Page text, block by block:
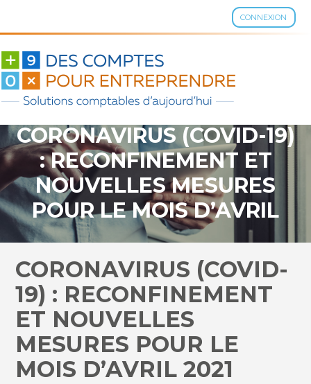
CONNEXION
Aller
contenu
CORONAVIRUS (COVID-19)
: RECONFINEMENT ET
NOUVELLES MESURES
POUR LE MOIS D’AVRIL
2021
CORONAVIRUS (COVID-
19) : RECONFINEMENT
ET NOUVELLES
MESURES POUR LE
MOIS D’AVRIL 2021